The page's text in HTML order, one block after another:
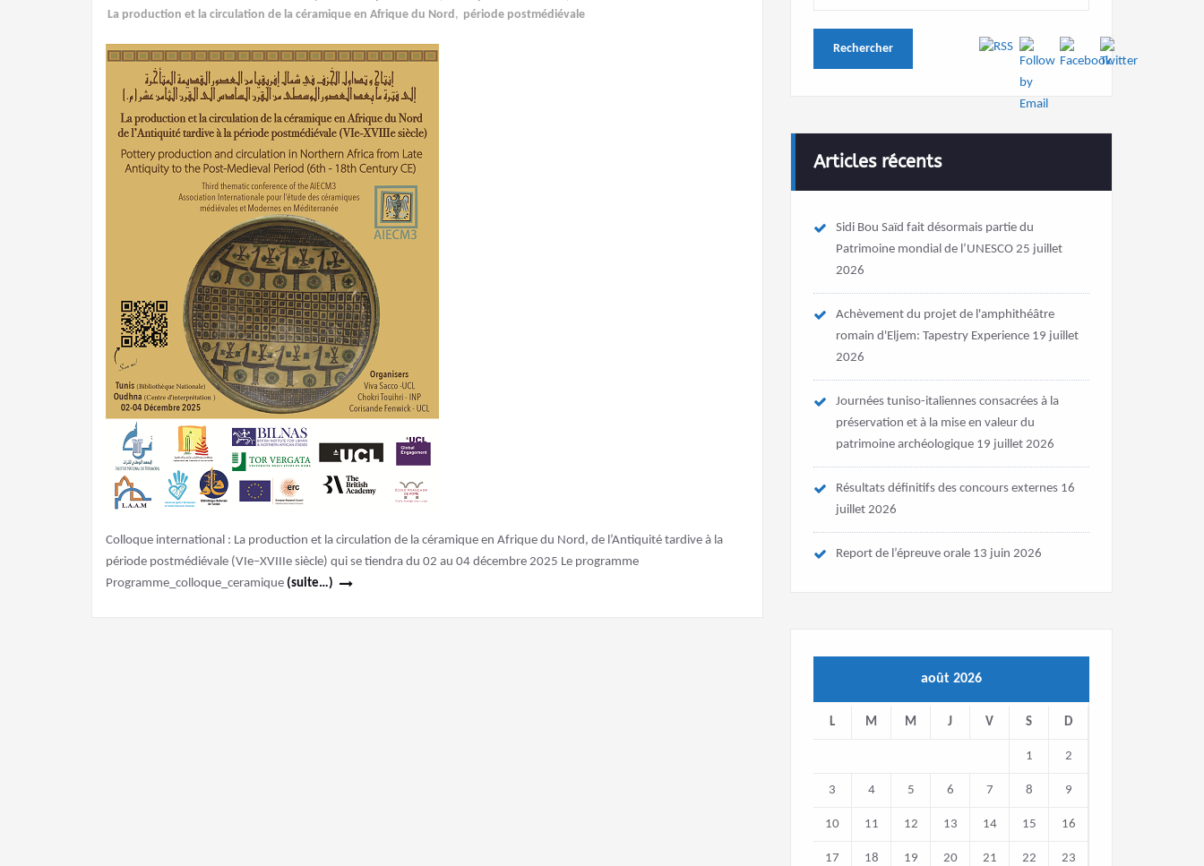
La production et la circulation de la céramique en Afrique du Nord, période postmédiévale
Colloque international : La production et la circulation de la céramique en Afrique du Nord, de l’Antiquité tardive à la
période postmédiévale (VIe–XVIIIe siècle) qui se tiendra du 02 au 04 décembre 2025 Le programme
Programme_colloque_ceramique (suite…)
Articles récents
Sidi Bou Saïd fait désormais partie du
Patrimoine mondial de l’UNESCO 25 juillet
2026
Achèvement du projet de l'amphithéâtre
romain d'Eljem: Tapestry Experience 19 juillet
2026
Journées tuniso-italiennes consacrées à la
préservation et à la mise en valeur du
patrimoine archéologique 19 juillet 2026
Résultats définitifs des concours externes 16
juillet 2026
Report de l’épreuve orale 13 juin 2026
août 2026
L M M J V S D
1 2
3 4 5 6 7 8 9
10 11 12 13 14 15 16
17 18 19 20 21 22 23